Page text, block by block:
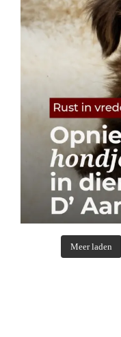
Meer laden